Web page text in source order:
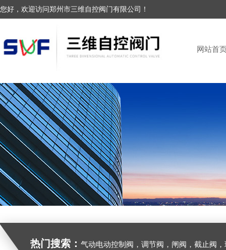
您好，欢迎访问郑州市三维自控阀门有限公司！
网站首
热门搜索： 气动电动控制阀，调节阀，闸阀，截止阀，球阀，蝶阀，止回阀，高温高压